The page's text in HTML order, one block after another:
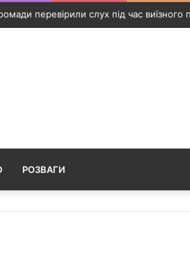
Конотопа передали посмертні нагороди
РОЗВАГИ